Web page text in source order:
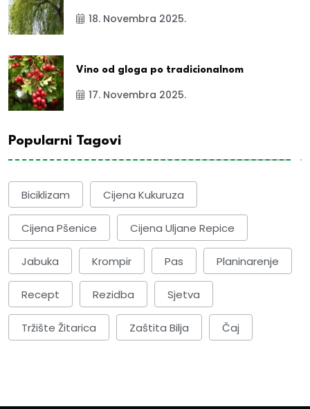
18. Novembra 2025.
Vino od gloga po tradicionalnom
17. Novembra 2025.
Popularni Tagovi
Biciklizam Cijena Kukuruza
Cijena Pšenice Cijena Uljane Repice
Jabuka Krompir Pas Planinarenje
Recept Rezidba Sjetva
Tržište Žitarica Zaštita Bilja Čaj